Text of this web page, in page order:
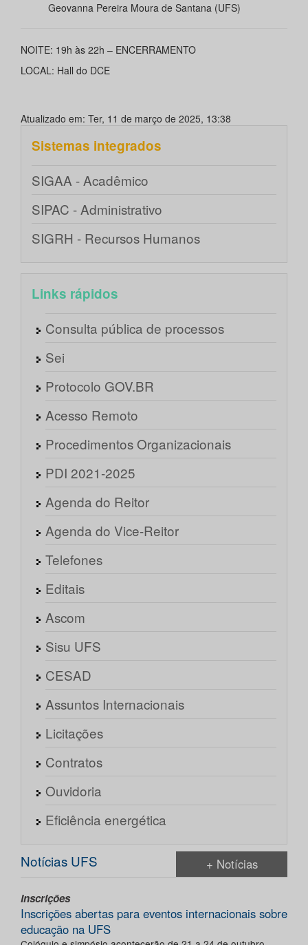
Geovanna Pereira Moura de Santana (UFS)
NOITE: 19h às 22h – ENCERRAMENTO
LOCAL: Hall do DCE
Atualizado em: Ter, 11 de março de 2025, 13:38
Sistemas integrados
SIGAA - Acadêmico
SIPAC - Administrativo
SIGRH - Recursos Humanos
Links rápidos
Consulta pública de processos
Sei
Protocolo GOV.BR
Acesso Remoto
Procedimentos Organizacionais
PDI 2021-2025
Agenda do Reitor
Agenda do Vice-Reitor
Telefones
Editais
Ascom
Sisu UFS
CESAD
Assuntos Internacionais
Licitações
Contratos
Ouvidoria
Eficiência energética
Notícias UFS + Notícias
Inscrições
Inscrições abertas para eventos internacionais sobre
educação na UFS